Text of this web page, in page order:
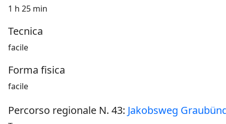
1 h 25 min
Tecnica
facile
Forma fisica
facile
Percorso regionale N. 43: Jakobsweg